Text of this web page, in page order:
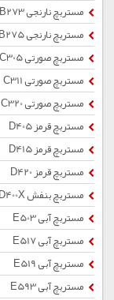
مستربچ نارنجی B273
مستربچ نارنجی B275
مستربچ صورتی C305
مستربچ صورتی C311
مستربچ صورتی C320
مستربچ قرمز D405
مستربچ قرمز D415
مستربچ قرمز D420
مستربچ بنفش D400X
مستربچ آبی E503
مستربچ آبی E517
مستربچ آبی E519
مستربچ آبی E593